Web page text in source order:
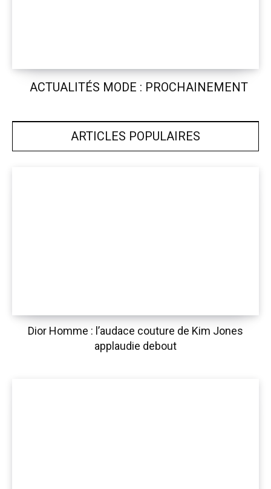
ACTUALITÉS MODE : PROCHAINEMENT
ARTICLES POPULAIRES
Dior Homme : l’audace couture de Kim Jones
applaudie debout